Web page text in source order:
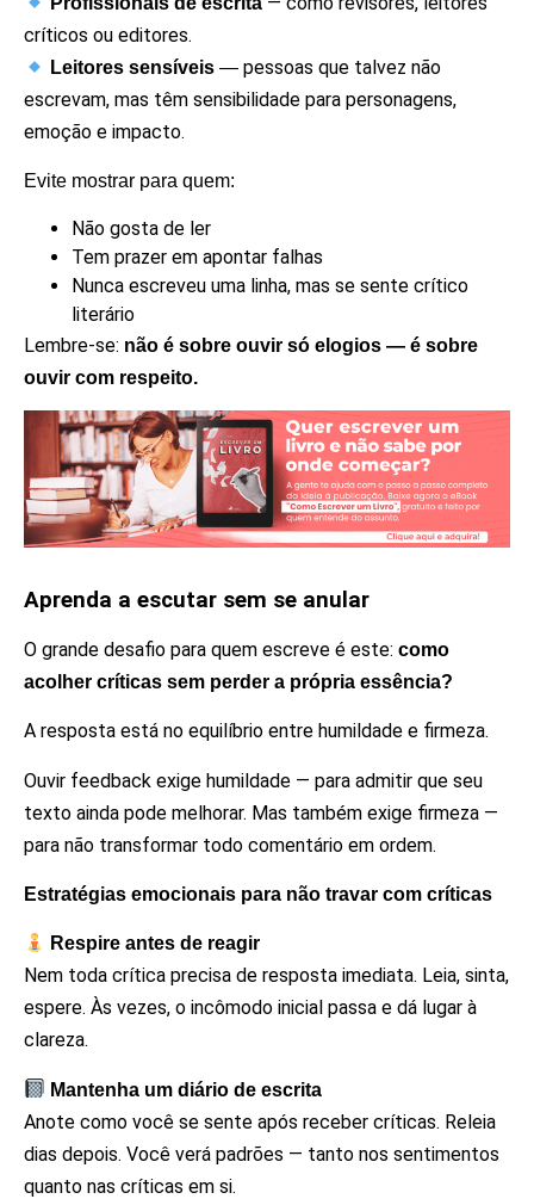
críticos ou editores.
Leitores sensíveis — pessoas que talvez não
escrevam, mas têm sensibilidade para personagens,
emoção e impacto.
Evite mostrar para quem:
Não gosta de ler
Tem prazer em apontar falhas
Nunca escreveu uma linha, mas se sente crítico
literário
Lembre-se: não é sobre ouvir só elogios — é sobre
ouvir com respeito.
Aprenda a escutar sem se anular
O grande desafio para quem escreve é este: como
acolher críticas sem perder a própria essência?
A resposta está no equilíbrio entre humildade e firmeza.
Ouvir feedback exige humildade — para admitir que seu
texto ainda pode melhorar. Mas também exige firmeza —
para não transformar todo comentário em ordem.
Estratégias emocionais para não travar com críticas
Respire antes de reagir
Nem toda crítica precisa de resposta imediata. Leia, sinta,
espere. Às vezes, o incômodo inicial passa e dá lugar à
clareza.
Mantenha um diário de escrita
Anote como você se sente após receber críticas. Releia
dias depois. Você verá padrões — tanto nos sentimentos
quanto nas críticas em si.